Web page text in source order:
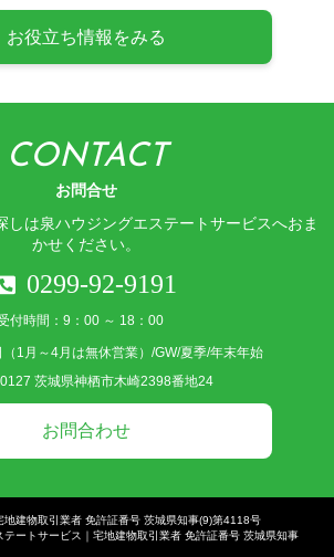
お役立ち情報をみる
CONTACT
お問合せ
しは泉ハウジングエステートサービスへおま
かせください。
0299-92-9191
付時間：9：00 ～ 18：00
（1月～4月は無休営業）/GW/夏季/年末年始
茨城県神栖市木崎2398番地24
お問合わせ
地建物取引業者 免許証番号 茨城県知事(9)第4118号
ートサービス｜宅地建物取引業者 免許証番号 茨城県知事